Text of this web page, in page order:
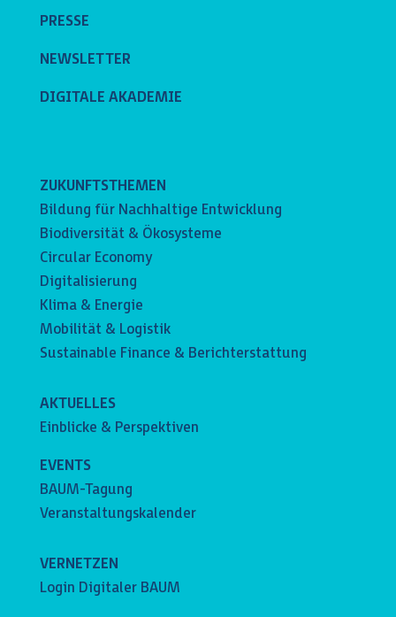
PRESSE
NEWSLETTER
DIGITALE AKADEMIE
ZUKUNFTSTHEMEN
Bildung für Nachhaltige Entwicklung
Biodiversität & Ökosysteme
Circular Economy
Digitalisierung
Klima & Energie
Mobilität & Logistik
Sustainable Finance & Berichterstattung
AKTUELLES
Einblicke & Perspektiven
EVENTS
BAUM-Tagung
Veranstaltungskalender
VERNETZEN
Login Digitaler BAUM